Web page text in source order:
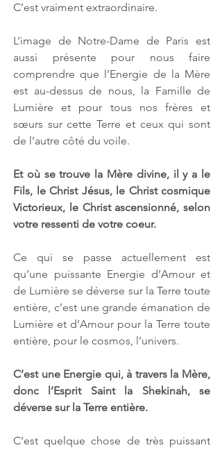
C’est vraiment extraordinaire.
L’image de Notre-Dame de Paris est
aussi présente pour nous faire
comprendre que l’Energie de la Mère
est au-dessus de nous, la Famille de
Lumière et pour tous nos frères et
sœurs sur cette Terre et ceux qui sont
de l’autre côté du voile.
Et où se trouve la Mère divine, il y a le
Fils, le Christ Jésus, le Christ cosmique
Victorieux, le Christ ascensionné, selon
votre ressenti de votre coeur.
Ce qui se passe actuellement est
qu’une puissante Energie d’Amour et
de Lumière se déverse sur la Terre toute
entière, c’est une grande émanation de
Lumière et d’Amour pour la Terre toute
entière, pour le cosmos, l’univers.
C’est une Energie qui, à travers la Mère,
donc l’Esprit Saint la Shekinah, se
déverse sur la Terre entière.
C’est quelque chose de très puissant